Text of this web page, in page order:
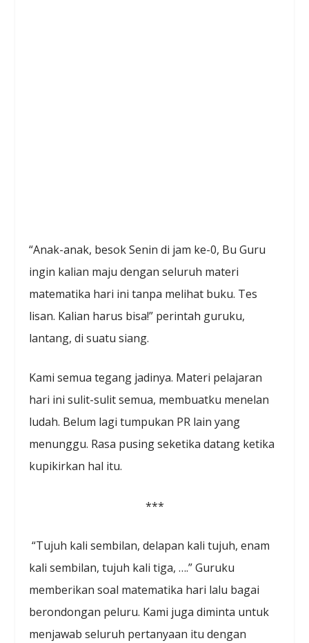
“Anak-anak, besok Senin di jam ke-0, Bu Guru
ingin kalian maju dengan seluruh materi
matematika hari ini tanpa melihat buku. Tes
lisan. Kalian harus bisa!” perintah guruku,
lantang, di suatu siang.
Kami semua tegang jadinya. Materi pelajaran
hari ini sulit-sulit semua, membuatku menelan
ludah. Belum lagi tumpukan PR lain yang
menunggu. Rasa pusing seketika datang ketika
kupikirkan hal itu.
***
“Tujuh kali sembilan, delapan kali tujuh, enam
kali sembilan, tujuh kali tiga, ….” Guruku
memberikan soal matematika hari lalu bagai
berondongan peluru. Kami juga diminta untuk
menjawab seluruh pertanyaan itu dengan